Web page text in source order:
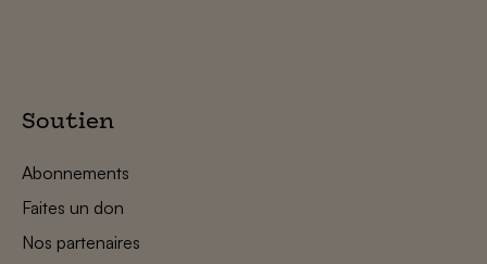
Soutien
Abonnements
Faites un don
Nos partenaires